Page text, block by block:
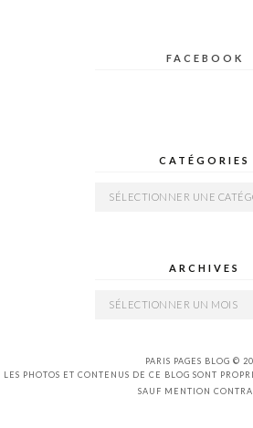
FACEBOOK
CATÉGORIES
Catégories
ARCHIVES
Archives
PARIS PAGES BLOG ©
LES PHOTOS ET CONTENUS DE CE BLOG SONT
SAUF MENTION